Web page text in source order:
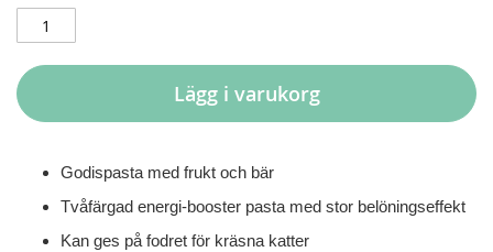
Lägg i varukorg
Godispasta med frukt och bär
Tvåfärgad energi-booster pasta med stor belöningseffekt
Kan ges på fodret för kräsna katter